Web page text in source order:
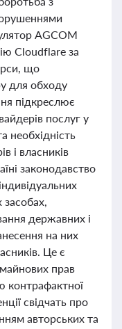
AGCOM
Cloudflare за
що
для обходу
підкреслює
послуг у
необхідність
і власників
законодавство
засобах,
державних і
на них
Це є
прав
контрафактної
свідчать про
авторських та